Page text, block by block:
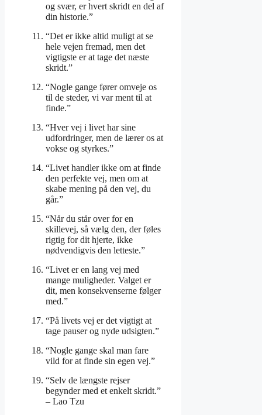
og svær, er hvert skridt en del af
din historie.”
“Det er ikke altid muligt at se
hele vejen fremad, men det
vigtigste er at tage det næste
skridt.”
“Nogle gange fører omveje os
til de steder, vi var ment til at
finde.”
“Hver vej i livet har sine
udfordringer, men de lærer os at
vokse og styrkes.”
“Livet handler ikke om at finde
den perfekte vej, men om at
skabe mening på den vej, du
går.”
“Når du står over for en
skillevej, så vælg den, der føles
rigtig for dit hjerte, ikke
nødvendigvis den letteste.”
“Livet er en lang vej med
mange muligheder. Valget er
dit, men konsekvenserne følger
med.”
“På livets vej er det vigtigt at
tage pauser og nyde udsigten.”
“Nogle gange skal man fare
vild for at finde sin egen vej.”
“Selv de længste rejser
begynder med et enkelt skridt.”
– Lao Tzu